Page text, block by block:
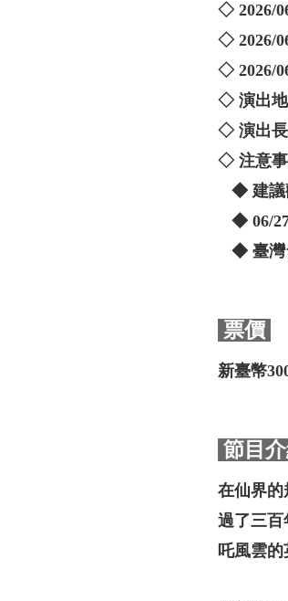
◇ 2026/
◇ 2026/
◇ 2026/
◇ 演出地
◇ 演出長
◇ 注意事
◆ 建議
◆ 06/
◆ 臺灣
票價
新臺幣
節目
在仙界的
過了三百
吒風雲的